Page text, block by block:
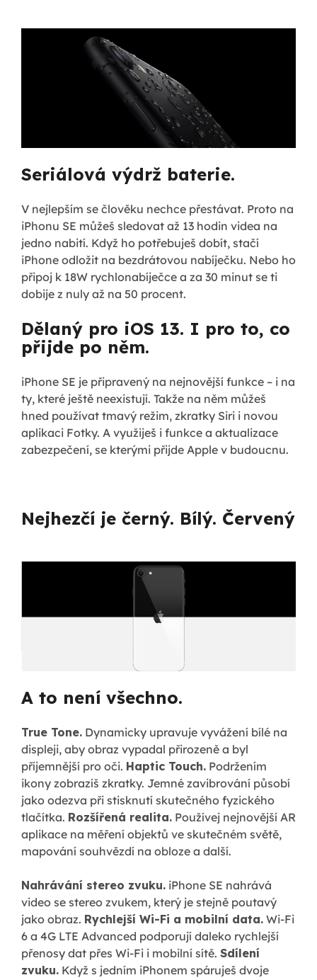
Seriálová výdrž baterie.
V nejlepším se člověku nechce přestávat. Proto na
iPhonu SE můžeš sledovat až 13 hodin videa na
jedno nabití. Když ho potřebuješ dobít, stačí
iPhone odložit na bezdrátovou nabíječku. Nebo ho
připoj k 18W rychlonabíječce a za 30 minut se ti
dobije z nuly až na 50 procent.
Dělaný pro iOS 13. I pro to, co
přijde po něm.
iPhone SE je připravený na nejnovější funkce – i na
ty, které ještě neexistují. Takže na něm můžeš
hned používat tmavý režim, zkratky Siri i novou
aplikaci Fotky. A využiješ i funkce a aktualizace
zabezpečení, se kterými přijde Apple v budoucnu.
Nejhezčí je černý. Bílý. Červený
A to není všechno.
True Tone. Dynamicky upravuje vyvážení bílé na
displeji, aby obraz vypadal přirozeně a byl
příjemnější pro oči. Haptic Touch. Podržením
ikony zobrazíš zkratky. Jemné zavibrování působí
jako odezva při stisknutí skutečného fyzického
tlačítka. Rozšířená realita. Používej nejnovější AR
aplikace na měření objektů ve skutečném světě,
mapování souhvězdí na obloze a další.
Nahrávání stereo zvuku. iPhone SE nahrává
video se stereo zvukem, který je stejně poutavý
jako obraz. Rychlejší Wi-Fi a mobilní data. Wi-Fi
6 a 4G LTE Advanced podporují daleko rychlejší
přenosy dat přes Wi-Fi i mobilní sítě. Sdílení
zvuku. Když s jedním iPhonem spáruješ dvoje